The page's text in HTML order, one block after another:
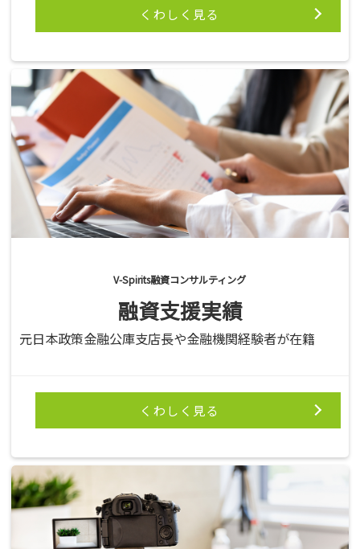
くわしく見る
V-Spirits融資コンサルティング
融資支援実績
元日本政策金融公庫支店長や金融機関経験者が在籍
くわしく見る